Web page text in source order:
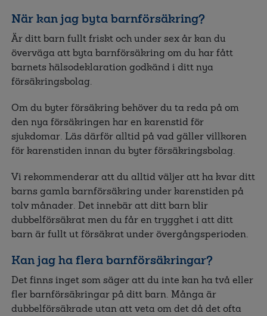
När kan jag byta barnförsäkring?
Är ditt barn fullt friskt och under sex år kan du
överväga att byta barnförsäkring om du har fått
barnets hälsodeklaration godkänd i ditt nya
försäkringsbolag.
Om du byter försäkring behöver du ta reda på om
den nya försäkringen har en karenstid för
sjukdomar. Läs därför alltid på vad gäller villkoren
för karenstiden innan du byter försäkringsbolag.
Vi rekommenderar att du alltid väljer att ha kvar ditt
barns gamla barnförsäkring under karenstiden på
tolv månader. Det innebär att ditt barn blir
dubbelförsäkrat men du får en trygghet i att ditt
barn är fullt ut försäkrat under övergångsperioden.
Kan jag ha flera barnförsäkringar?
Det finns inget som säger att du inte kan ha två eller
fler barnförsäkringar på ditt barn. Många är
dubbelförsäkrade utan att veta om det då det ofta